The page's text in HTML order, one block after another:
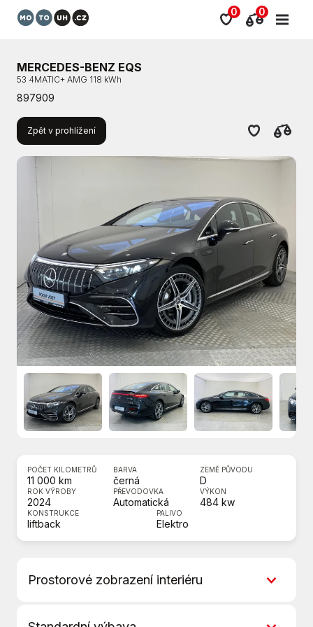
0 0
MERCEDES-BENZ EQS
53 4MATIC+ AMG 118 kWh
897909
Zpět v prohlížení
POČET KILOMETRŮ
11 000 km
BARVA
černá
ZEMĚ PŮVODU
D
ROK VÝROBY
2024
PŘEVODOVKA
Automatická
VÝKON
484 kw
KONSTRUKCE
liftback
PALIVO
Elektro
Prostorové zobrazení interiéru